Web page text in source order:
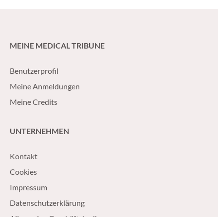
MEINE MEDICAL TRIBUNE
Benutzerprofil
Meine Anmeldungen
Meine Credits
UNTERNEHMEN
Kontakt
Cookies
Impressum
Datenschutzerklärung